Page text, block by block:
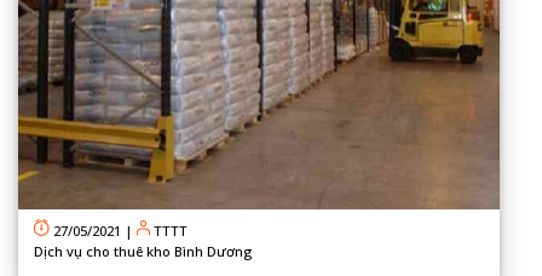
27/05/2021 |
TTTT
Dịch vụ cho thuê kho Bình Dương